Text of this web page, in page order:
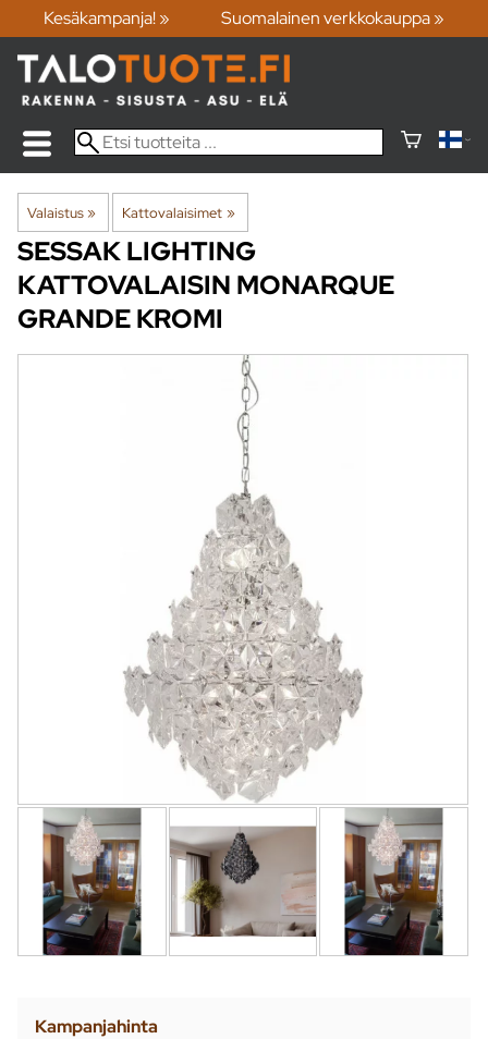
Kesäkampanja! » Suomalainen verkkokauppa »
Valaistus‪» Kattovalaisimet ‪»
SESSAK LIGHTING
KATTOVALAISIN MONARQUE
GRANDE KROMI
Kampanjahinta